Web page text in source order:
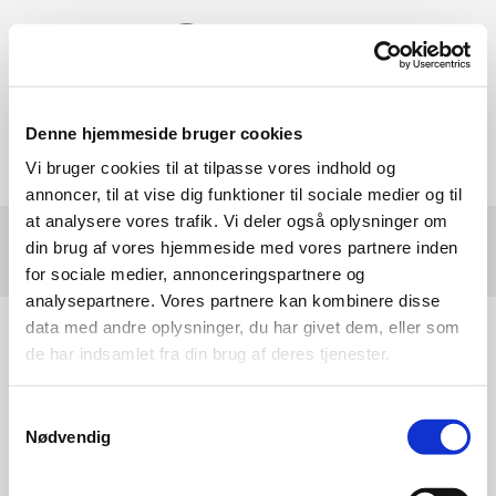
Denne hjemmeside bruger cookies
Vi bruger cookies til at tilpasse vores indhold og
annoncer, til at vise dig funktioner til sociale medier og til
at analysere vores trafik. Vi deler også oplysninger om
din brug af vores hjemmeside med vores partnere inden
for sociale medier, annonceringspartnere og
analysepartnere. Vores partnere kan kombinere disse
data med andre oplysninger, du har givet dem, eller som
de har indsamlet fra din brug af deres tjenester.
Nødvendig
Bramming Rideklub
Fiskerivej 5B
6740 Bramming
CVR: 35075895